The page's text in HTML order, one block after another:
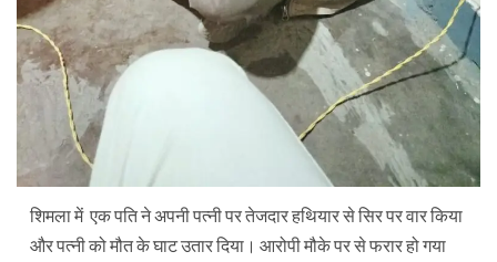
शिमला में एक पति ने अपनी पत्नी पर तेजदार हथियार से सिर पर वार किया
और पत्नी को मौत के घाट उतार दिया। आरोपी मौके पर से फरार हो गया